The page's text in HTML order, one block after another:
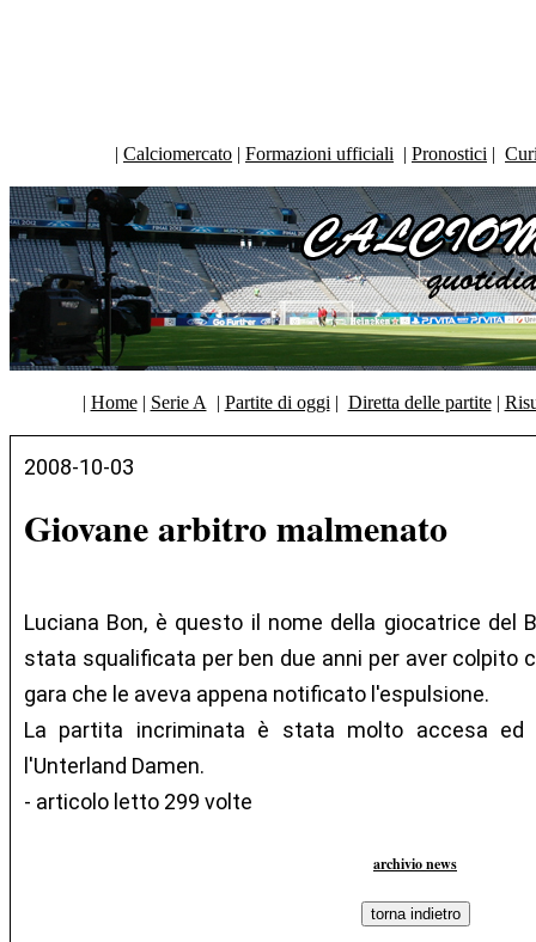
| Calciomercato | Formazioni ufficiali | Pronostici |
| Home| Serie A | Partite di oggi | Diretta delle partite|
2008-10-03
Giovane arbitro malmenato
Luciana Bon, è questo il nome della giocatrice del
stata squalificata per ben due anni per aver colpito
gara che le aveva appena notificato l'espulsione.
La partita incriminata è stata molto accesa
l'Unterland Damen.
- articolo letto 299 volte
archivio news